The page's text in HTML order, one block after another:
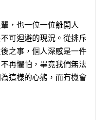
，也一位一位離開人
可迴避的現況。從排斥
之事，個人深感是一件
再懼怕，畢竟我們無法
這樣的心態，而有機會